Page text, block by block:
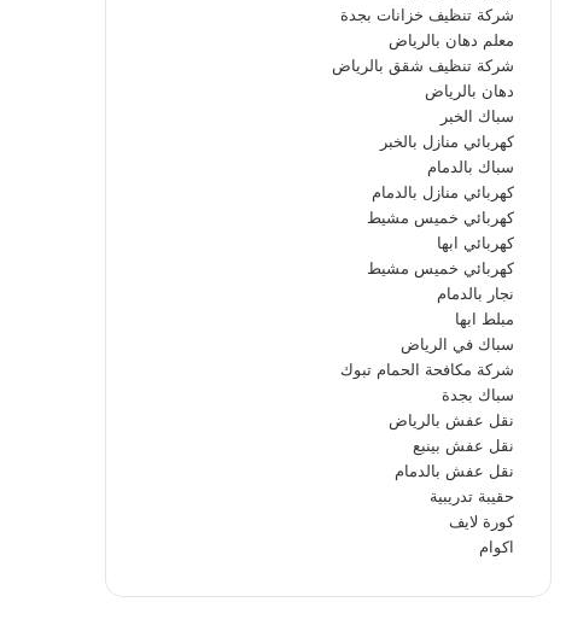
شركة تنظيف خزانات بجدة
معلم دهان بالرياض
شركة تنظيف شقق بالرياض
دهان بالرياض
سباك الخبر
كهربائي منازل بالخبر
سباك بالدمام
كهربائي منازل بالدمام
كهربائي خميس مشيط
كهربائي ابها
كهربائي خميس مشيط
نجار بالدمام
مبلط ابها
سباك في الرياض
شركة مكافحة الحمام تبوك
سباك بجدة
نقل عفش بالرياض
نقل عفش بينبع
نقل عفش بالدمام
حقيبة تدريبية
كورة لايف
اكوام